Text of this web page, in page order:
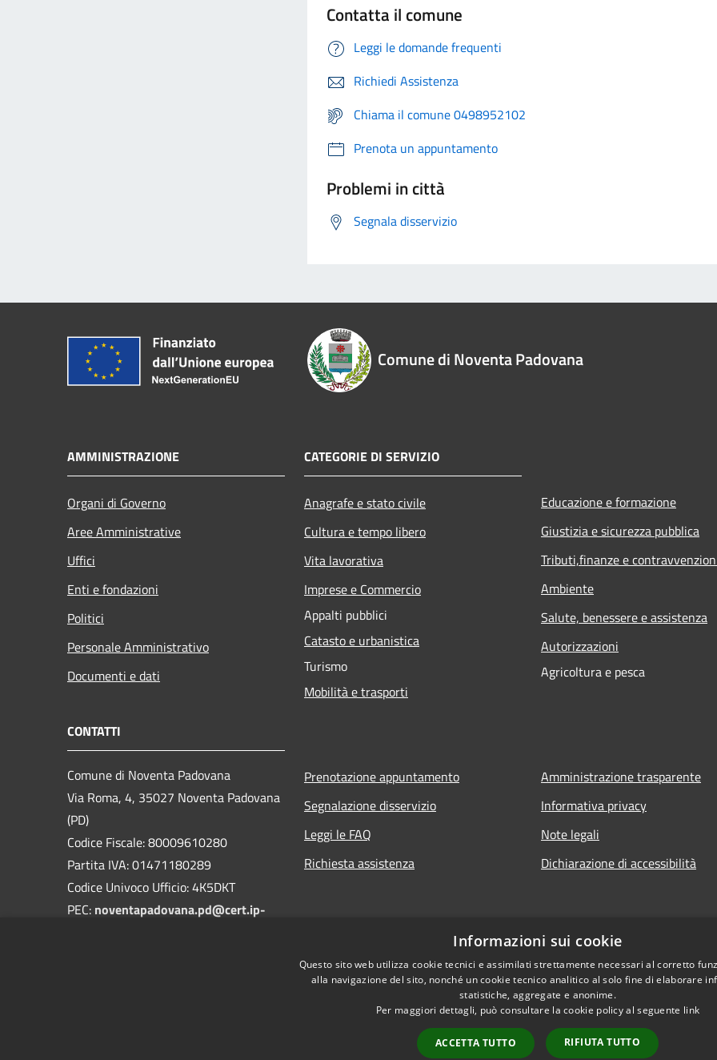
Contatta il comune
Leggi le domande frequenti
Richiedi Assistenza
Chiama il comune 0498952102
Prenota un appuntamento
Problemi in città
Segnala disservizio
Comune di Noventa Padovana
AMMINISTRAZIONE
Organi di Governo
Aree Amministrative
Uffici
Enti e fondazioni
Politici
Personale Amministrativo
Documenti e dati
CATEGORIE DI SERVIZIO
Anagrafe e stato civile
Cultura e tempo libero
Vita lavorativa
Imprese e Commercio
Appalti pubblici
Catasto e urbanistica
Turismo
Mobilità e trasporti
Educazione e formazione
Giustizia e sicurezza pubblica
Tributi,finanze e
Ambiente
Salute, benessere e assistenza
Autorizzazioni
Agricoltura e pesca
CONTATTI
Comune di Noventa Padovana
Via Roma, 4, 35027 Noventa Padovana
(PD)
Codice Fiscale: 80009610280
Partita IVA: 01471180289
Codice Univoco Ufficio: 4K5DKT
PEC: noventapadovana.pd@cert.ip-
Prenotazione appuntamento
Segnalazione disservizio
Leggi le FAQ
Richiesta assistenza
Amministrazione trasparente
Informativa privacy
Note legali
Dichiarazione di accessibilità
Copyright © 2026 • Comune
Informazioni sui cookie
Questo sito web utilizza cookie tecnici e assimilati strettamente necessari al corretto
alla navigazione del sito, nonché un cookie tecnico analitico al solo fine di elaborare
statistiche, aggregate e anonime.
Per maggiori dettagli, può consultare la cookie policy al seguente link
ACCETTA TUTTO RIFIUTA TUTTO